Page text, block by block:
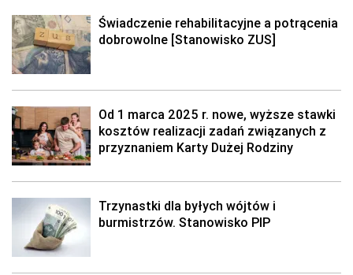
Świadczenie rehabilitacyjne a potrącenia
dobrowolne [Stanowisko ZUS]
Od 1 marca 2025 r. nowe, wyższe stawki
kosztów realizacji zadań związanych z
przyznaniem Karty Dużej Rodziny
Trzynastki dla byłych wójtów i
burmistrzów. Stanowisko PIP